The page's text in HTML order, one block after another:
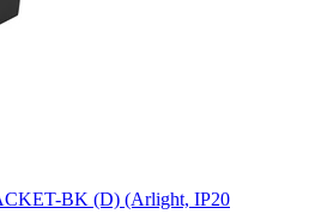
BK (D) (Arlight, IP20